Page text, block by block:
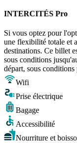
INTERCITÉS Pro
Si vous optez pour
une flexibilité totale et
destinations. Ce billet
sous conditions
départ, sous conditions
Wifi
Prise électrique
Bagage
Accessibilité
Nourriture et